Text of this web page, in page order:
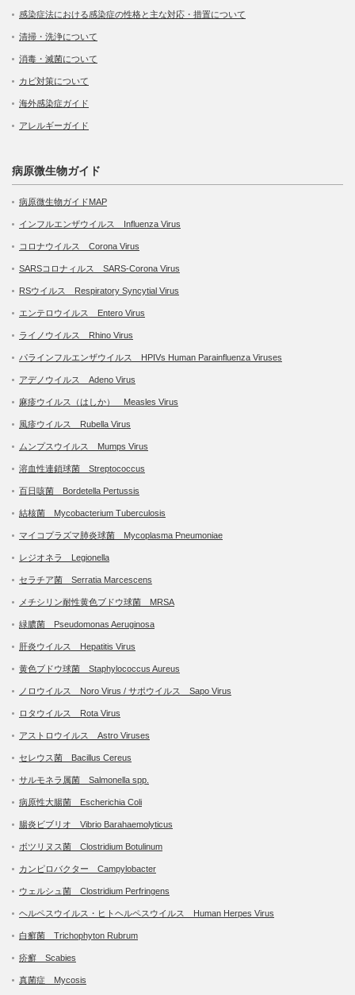
感染症法における感染症の性格と主な対応・措置について
清掃・洗浄について
消毒・滅菌について
カビ対策について
海外感染症ガイド
アレルギーガイド
病原微生物ガイド
病原微生物ガイドMAP
インフルエンザウイルス Influenza Virus
コロナウイルス Corona Virus
SARSコロナィルス SARS-Corona Virus
RSウイルス Respiratory Syncytial Virus
エンテロウイルス Entero Virus
ライノウイルス Rhino Virus
パラインフルエンザウイルス HPIVs Human Parainfluenza Viruses
アデノウイルス Adeno Virus
麻疹ウイルス（はしか） Measles Virus
風疹ウイルス Rubella Virus
ムンプスウイルス Mumps Virus
溶血性連鎖球菌 Streptococcus
百日咳菌 Bordetella Pertussis
結核菌 Mycobacterium Tuberculosis
マイコプラズマ肺炎球菌 Mycoplasma Pneumoniae
レジオネラ Legionella
セラチア菌 Serratia Marcescens
メチシリン耐性黄色ブドウ球菌 MRSA
緑膿菌 Pseudomonas Aeruginosa
肝炎ウイルス Hepatitis Virus
黄色ブドウ球菌 Staphylococcus Aureus
ノロウイルス Noro Virus / サポウイルス Sapo Virus
ロタウイルス Rota Virus
アストロウイルス Astro Viruses
セレウス菌 Bacillus Cereus
サルモネラ属菌 Salmonella spp.
病原性大腸菌 Escherichia Coli
腸炎ビブリオ Vibrio Barahaemolyticus
ボツリヌス菌 Clostridium Botulinum
カンピロバクター Campylobacter
ウェルシュ菌 Clostridium Perfringens
ヘルペスウイルス・ヒトヘルペスウイルス Human Herpes Virus
白癬菌 Trichophyton Rubrum
疥癬 Scabies
真菌症 Mycosis